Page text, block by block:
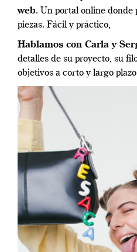
web. Un portal online donde
piezas. Fácil y práctico,
Hablamos con Carla y
detalles de su proyecto, su
objetivos a corto y largo